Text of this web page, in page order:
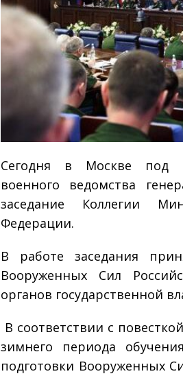
Сегодня в Москве под
военного ведомства
заседание Коллегии
Федерации.
В работе заседания
Вооруженных Сил
органов государственной
В соответствии с
зимнего периода
подготовки Вооруженных